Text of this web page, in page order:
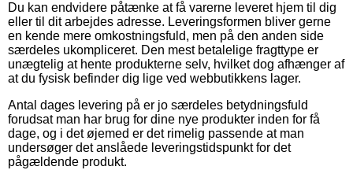
Du kan endvidere påtænke at få varerne leveret hjem til dig
eller til dit arbejdes adresse. Leveringsformen bliver gerne
en kende mere omkostningsfuld, men på den anden side
særdeles ukompliceret. Den mest betalelige fragttype er
unægtelig at hente produkterne selv, hvilket dog afhænger af
at du fysisk befinder dig lige ved webbutikkens lager.
Antal dages levering på er jo særdeles betydningsfuld
forudsat man har brug for dine nye produkter inden for få
dage, og i det øjemed er det rimelig passende at man
undersøger det anslåede leveringstidspunkt for det
pågældende produkt.